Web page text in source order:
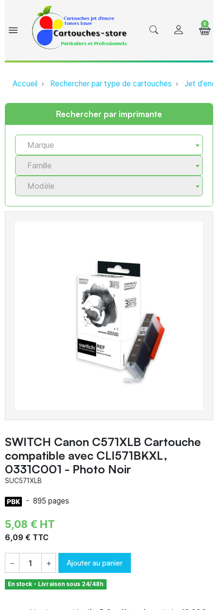
menu
0
Accueil Rechercher par type de cartouches Jet
Rechercher par imprimante
Marque
Famille
Modèle
SWITCH Canon C571XLB Cartouche
compatible avec CLI571BKXL,
0331C001 - Photo Noir
SUC571XLB
- 895 pages
5,08 € HT
6,09 € TTC
− + Ajouter au panier
En stock - Livraison sous 24/48h